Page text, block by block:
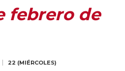
febrero de
22 (MIÉRCOLES)